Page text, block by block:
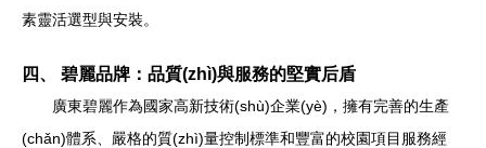
素靈活選型與安裝。
四、 碧麗品牌：品質(zhì)與服務的堅實后盾
廣東碧麗作為國家高新技術(shù)企業(yè)，擁有完善的生產
(chǎn)體系、嚴格的質(zhì)量控制標準和豐富的校園項目服務經